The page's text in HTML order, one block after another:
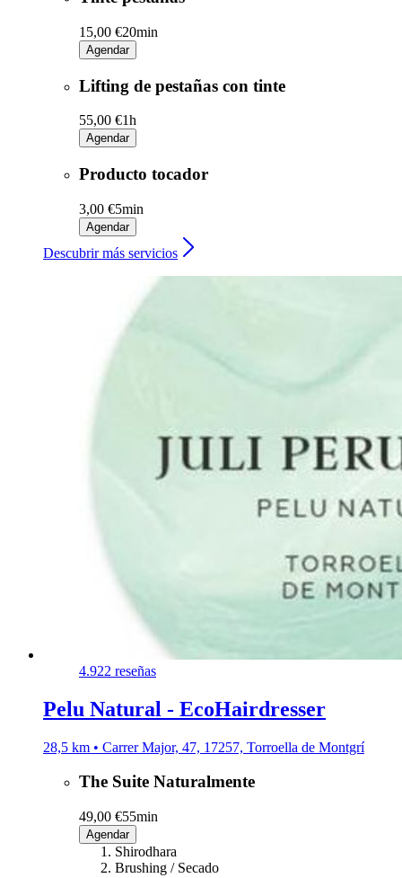
15,00 €20min
Agendar
Lifting de pestañas con tinte
55,00 €1h
Agendar
Producto tocador
3,00 €5min
Agendar
Descubrir más servicios
4.922 reseñas
Pelu Natural - EcoHairdresser
28,5 km • Carrer Major, 47, 17257, Torroella de Montgrí
The Suite Naturalmente
49,00 €55min
Agendar
Shirodhara
Brushing / Secado